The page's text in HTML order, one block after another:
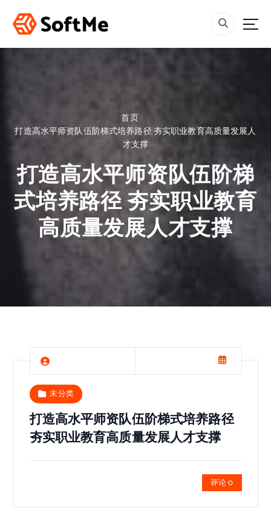
内
首页
打造高水平师资队伍阶梯式培养路径 夯实职业教育高质量发展人
才支撑
打造高水平师资队伍阶梯
式培养路径 夯实职业教育
高质量发展人才支撑
未分类
打造高水平师资队伍阶梯式培养路径
夯实职业教育高质量发展人才支撑
评论 0